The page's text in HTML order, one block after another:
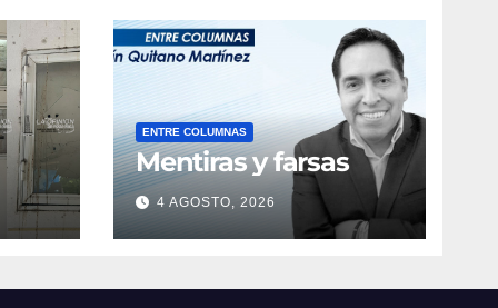
ENTRE COLUMNAS
Mentiras y farsas
4 AGOSTO, 2026